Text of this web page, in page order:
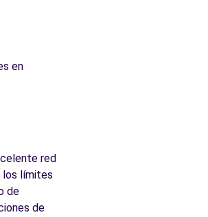
en
red
los límites
de
de